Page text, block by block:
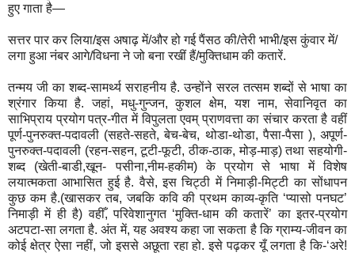
हुए गाता है—
सत्तर पार कर लिया/इस अषाढ़ में/और हो गई पैंसठ की/तेरी भाभी/इस कुंवार में/
लगा हुआ नंबर आगे/विधना ने जो बना रखीं हैं/मुक्तिधाम की कतारें.
तन्मय जी का शब्द-सामर्थ्य सराहनीय है. उन्होंने सरल तत्सम शब्दों से भाषा का
श्रंगार किया है. जहां, मधु-गुन्जन, कुशल क्षेम, यश नाम, सेवानिवृत का
साभिप्राय प्रयोग पत्र-गीत में विपुलता एवम् प्राणवत्ता का संचार करता है वहीं
पूर्ण-पुनरुक्त-पदावली (सहते-सहते, बेच-बेच, थोडा-थोडा, पैसा-पैसा ), अपूर्ण-
पुनरुक्त-पदावली (रहन-सहन, टूटी-फूटी, ठीक-ठाक, मोड़-माड़) तथा सहयोगी-
शब्द (खेती-बाडी,खून- पसीना,नीम-हकीम) के प्रयोग से भाषा में विशेष
लयात्मकता आभासित हुई है. वैसे, इस चिट्ठी में निमाड़ी-मिट्टी का सोंधापन
कुछ कम है.(खासकर तब, जबकि कवि की प्रथम काव्य-कृति ‘प्यासो पनघट’
निमाड़ी में ही है) वहीँ, परिवेशानुगत ‘मुक्ति-धाम की कतारें’ का इतर-प्रयोग
अटपटा-सा लगता है. अंत में, यह अवश्य कहा जा सकता है कि ग्राम्य-जीवन का
कोई क्षेत्र ऐसा नहीं, जो इससे अछूता रहा हो. इसे पढ़कर यूँ लगता है कि-‘अरे!